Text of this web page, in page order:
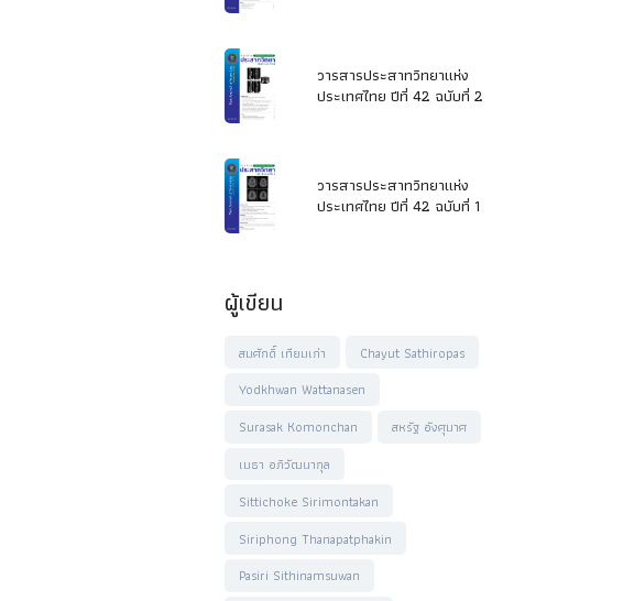
วารสารประสาทวิทยาแห่ง
ประเทศไทย ปีที่ 42 ฉบับที่ 2
วารสารประสาทวิทยาแห่ง
ประเทศไทย ปีที่ 42 ฉบับที่ 1
ผู้เขียน
สมศักดิ์ เทียมเก่า
Chayut Sathiropas
Yodkhwan Wattanasen
Surasak Komonchan
สหรัฐ อังศุมาศ
เมธา อภิวัฒนากุล
Sittichoke Sirimontakan
Siriphong Thanapatphakin
Pasiri Sithinamsuwan